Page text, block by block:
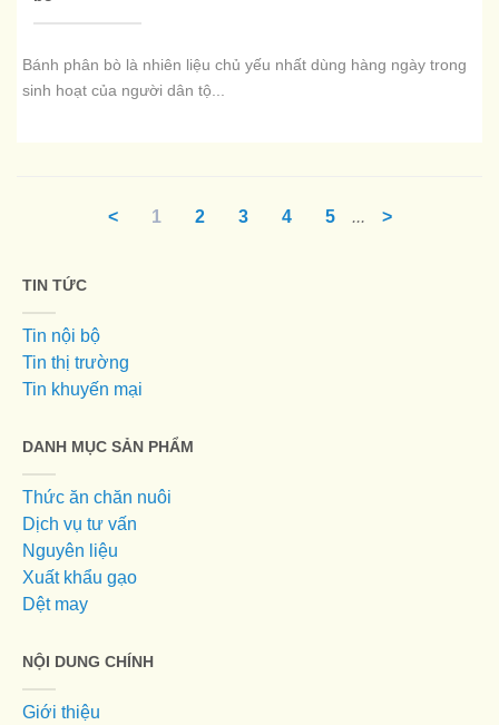
Bánh phân bò là nhiên liệu chủ yếu nhất dùng hàng ngày trong
sinh hoạt của người dân tộ...
< 1 2 3 4 5 ... >
TIN TỨC
Tin nội bộ
Tin thị trường
Tin khuyến mại
DANH MỤC SẢN PHẨM
Thức ăn chăn nuôi
Dịch vụ tư vấn
Nguyên liệu
Xuất khẩu gạo
Dệt may
NỘI DUNG CHÍNH
Giới thiệu